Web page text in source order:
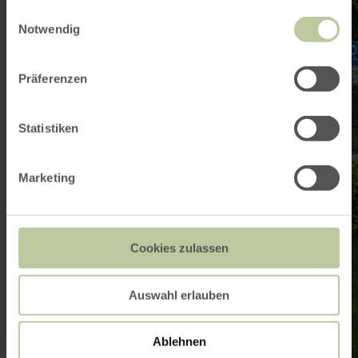
Notwendig
Präferenzen
Statistiken
Marketing
Cookies zulassen
Auswahl erlauben
Ablehnen
Simmerath